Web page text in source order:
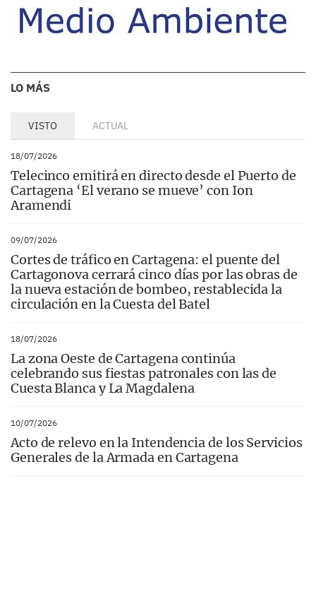
LO MÁS
VISTO ACTUAL
18/07/2026
Telecinco emitirá en directo desde el Puerto de
Cartagena ‘El verano se mueve’ con Ion
Aramendi
09/07/2026
Cortes de tráfico en Cartagena: el puente del
Cartagonova cerrará cinco días por las obras de
la nueva estación de bombeo, restablecida la
circulación en la Cuesta del Batel
18/07/2026
La zona Oeste de Cartagena continúa
celebrando sus fiestas patronales con las de
Cuesta Blanca y La Magdalena
10/07/2026
Acto de relevo en la Intendencia de los Servicios
Generales de la Armada en Cartagena